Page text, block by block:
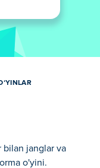
bilan janglar va
o'yini.